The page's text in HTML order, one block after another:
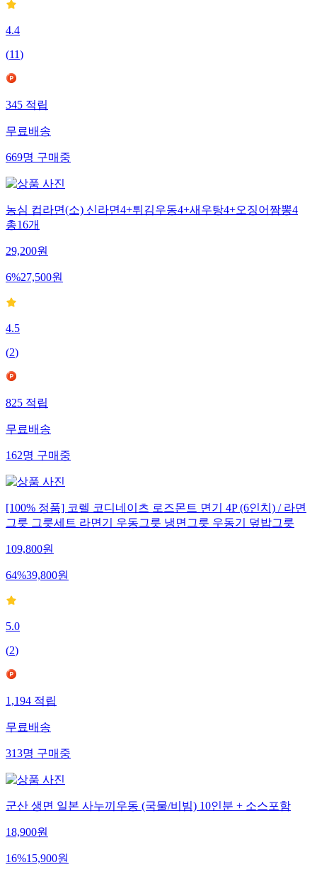
4.4
(11)
345적립
무료배송
669명구매중
농심 컵라면(소) 신라면4+튀김우동4+새우탕4+오징어짬뽕4
총16개
29,200원
6%27,500원
4.5
(2)
825적립
무료배송
162명구매중
[100% 정품] 코렐 코디네이츠 로즈몬트 면기 4P (6인치) / 라면
그릇 그릇세트 라면기 우동그릇 냉면그릇 우동기 덮밥그릇
109,800원
64%39,800원
5.0
(2)
1,194적립
무료배송
313명구매중
군산 생면 일본 사누끼우동 (국물/비빔) 10인분 + 소스포함
18,900원
16%15,900원